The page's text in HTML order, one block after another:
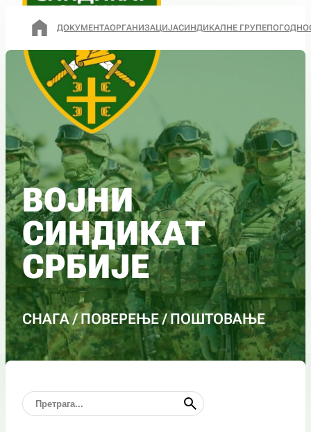
ДОКУМЕНТАОРГАНИЗАЦИЈАСИНДИКАЛНЕ ГРУПЕ
ВОЈНИ
СИНДИКАТ
СРБИЈЕ
СНАГА / ПОВЕРЕЊЕ / ПОШТОВАЊЕ